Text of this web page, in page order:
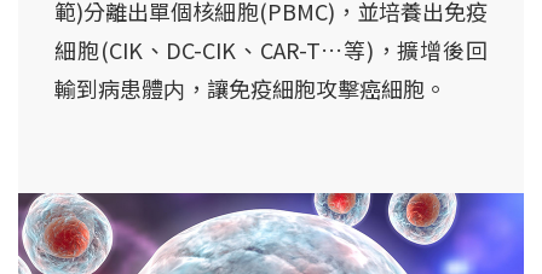
範)分離出單個核細胞(PBMC)，並培養出免疫
細胞(CIK、DC-CIK、CAR-T…等)，擴增後回
輸到病患體内，讓免疫細胞攻擊癌細胞。